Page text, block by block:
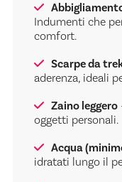
Indumenti che
comfort.
Scarpe da
aderenza, ideali
Zaino leggero
oggetti personali.
Acqua
idratati lungo il